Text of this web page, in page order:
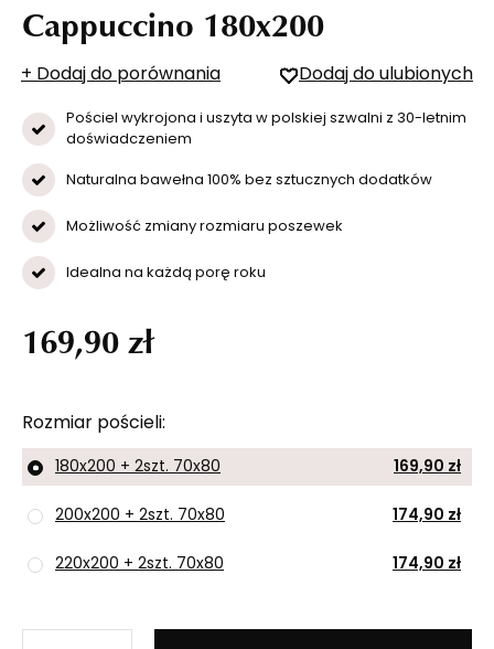
Cappuccino 180x200
+ Dodaj do porównania Dodaj do ulubionych
Pościel wykrojona i uszyta w polskiej szwalni z 30-letnim
doświadczeniem
Naturalna bawełna 100% bez sztucznych dodatków
Możliwość zmiany rozmiaru poszewek
Idealna na każdą porę roku
Rozmiar pościeli
180x200 + 2szt. 70x80 169,90 zł
200x200 + 2szt. 70x80 174,90 zł
220x200 + 2szt. 70x80 174,90 zł
169,90 zł